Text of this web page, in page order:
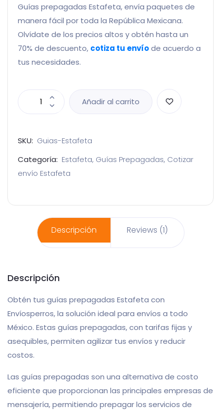
Guías prepagadas Estafeta, envía paquetes de
manera fácil por toda la República Mexicana.
Olvídate de los precios altos y obtén hasta un
70% de descuento, cotiza tu envíode acuerdo a
tus necesidades.
Añadir al carrito
SKU: Guias-Estafeta
Categoría: Estafeta, Guías Prepagadas, Cotizar
envío Estafeta
Descripción Reviews (1)
Descripción
Obtén tus guías prepagadas Estafeta con
Envíosperros, la solución ideal para envíos a todo
México. Estas guías prepagadas, con tarifas fijas y
asequibles, permiten agilizar tus envíos y reducir
costos.
Las guías prepagadas son una alternativa de costo
eficiente que proporcionan las principales empresas de
mensajería, permitiendo prepagar los servicios de